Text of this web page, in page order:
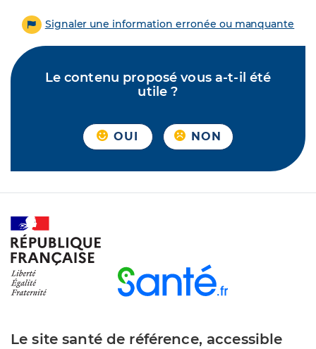
Signaler une information erronée ou manquante
Le contenu proposé vous a-t-il été
utile ?
OUI NON
Le site santé de référence, accessible